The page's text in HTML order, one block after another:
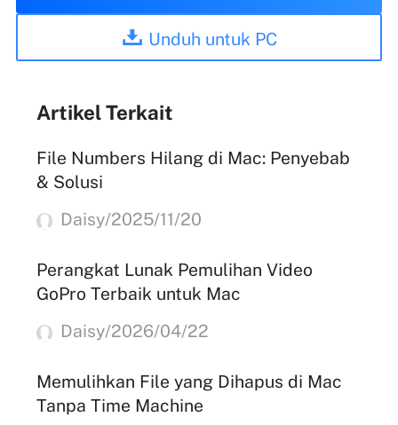
Unduh untuk PC
Artikel Terkait
File Numbers Hilang di Mac: Penyebab
& Solusi
Daisy/2025/11/20
Perangkat Lunak Pemulihan Video
GoPro Terbaik untuk Mac
Daisy/2026/04/22
Memulihkan File yang Dihapus di Mac
Tanpa Time Machine